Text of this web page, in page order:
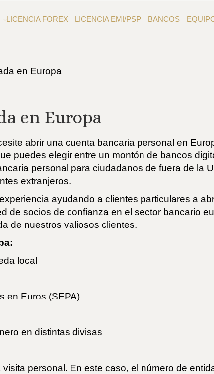
LICENCIA FOREX LICENCIA EMI/PSP BANCOS
en Europa
en Europa
abrir una cuenta bancaria personal en
puedes elegir entre un montón de bancos
personal para ciudadanos de fuera de la
extranjeros.
ayudando a clientes particulares a
de socios de confianza en el sector bancario
de nuestros valiosos clientes.
local
en Euros (SEPA)
en distintas divisas
personal. En este caso, el número de